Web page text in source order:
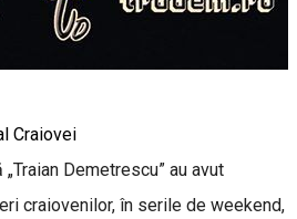
Craiovei
Demetrescu” au avut
craiovenilor, în serile de weekend,